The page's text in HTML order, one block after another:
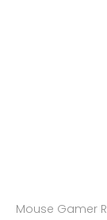
Mouse Gamer